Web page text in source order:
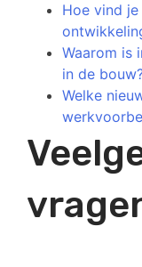
Hoe vind
Waarom is
in de
Welke